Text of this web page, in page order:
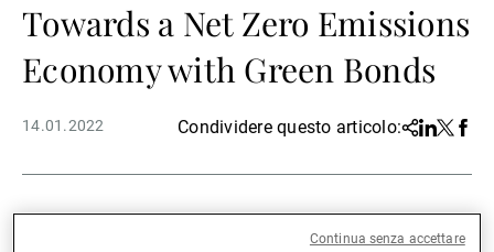
Chi siamo
Asset Management
Towards a Net Zero Emissions
Economy with Green Bonds
14.01.2022 Condividere questo articolo:Share
Linkedin
Twitter
The market for green and social
Continua senza accettare